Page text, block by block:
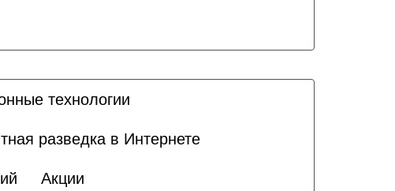
технологии
разведка в Интернете
Акции